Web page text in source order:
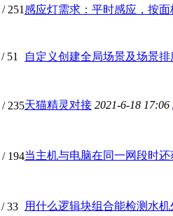
/ 251感应灯需求：平时感应，按面
/ 51 自定义创建全局场景及场景排
/ 235天猫精灵对接 2021-6-18 17:06
/ 194当主机与电脑在同一网段时还
/ 33 用什么逻辑块组合能检测水机